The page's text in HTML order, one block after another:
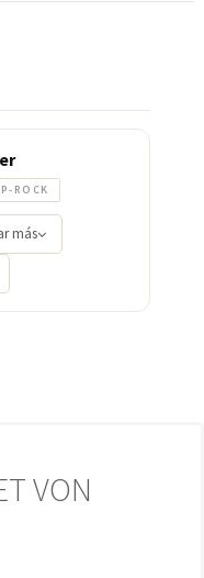
ROCK
más
VON